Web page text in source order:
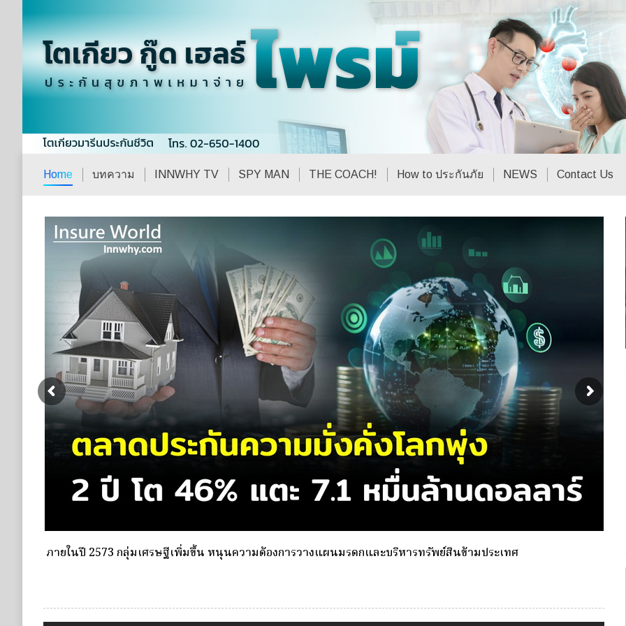
Home บทความ INNWHY TV SPY MAN THE COACH! How to ประกันภัย NEWS Contact Us
ดอกเบี้ยขาขึ้น หนุนความต้องการประกันชีวิตจ่ายเบี้ยครั้งเดียว(Single-Premium )พุ่ง ผู้บริโภคแห่ซื้อ Whole Life
ก
ป